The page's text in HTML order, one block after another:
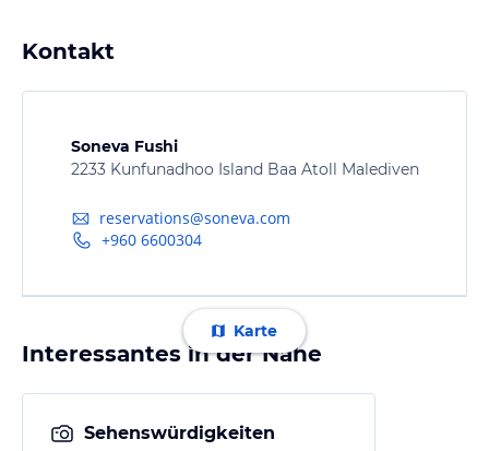
Kontakt
Soneva Fushi
2233 Kunfunadhoo Island Baa Atoll Malediven
reservations@soneva.com
+960 6600304
Karte
Interessantes in der Nähe
Sehenswürdigkeiten